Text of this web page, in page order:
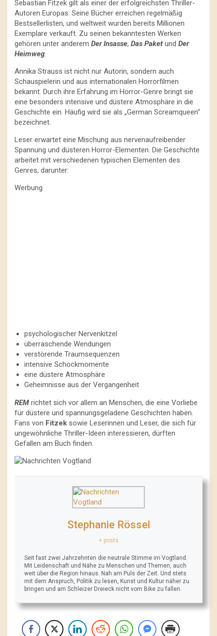
Sebastian Fitzek gilt als einer der erfolgreichsten Thriller-
Autoren Europas. Seine Bücher erreichen regelmäßig
Bestsellerlisten, und weltweit wurden bereits Millionen
Exemplare verkauft. Zu seinen bekanntesten Werken
gehören unter anderem Der Insasse, Das Paket und Der
Heimweg.
Annika Strauss ist nicht nur Autorin, sondern auch
Schauspielerin und aus internationalen Horrorfilmen
bekannt. Durch ihre Erfahrung im Horror-Genre bringt sie
eine besonders intensive und düstere Atmosphäre in die
Geschichte ein. Häufig wird sie als „German Screamqueen“
bezeichnet.
Leser erwartet eine Mischung aus nervenaufreibender
Spannung und düsteren Horror-Elementen. Die Geschichte
arbeitet mit verschiedenen typischen Elementen des
Genres, darunter:
Werbung
psychologischer Nervenkitzel
überraschende Wendungen
verstörende Traumsequenzen
intensive Schockmomente
eine düstere Atmosphäre
Geheimnisse aus der Vergangenheit
REM richtet sich vor allem an Menschen, die eine Vorliebe
für düstere und spannungsgeladene Geschichten haben.
Fans von Fitzek sowie Leserinnen und Leser, die sich für
ungewöhnliche Thriller-Ideen interessieren, dürften
Gefallen am Buch finden.
Stephanie Rössel
+ posts
Seit fast zwei Jahrzehnten die neutrale Stimme im Vogtland.
Mit Leidenschaft und Nähe zu Menschen und Themen, auch
weit über die Region hinaus. Nah am Puls der Zeit. Und stets
mit dem Anspruch, Politik zu lesen, Kunst und Kultur näher zu
bringen und am Schleizer Dreieck nicht vom Bike zu fallen.